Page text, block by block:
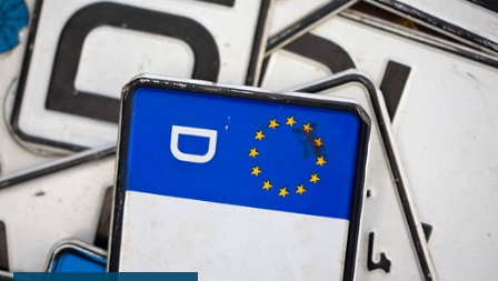
Zum Hauptinhalt springen
Zur Fußzeile springen